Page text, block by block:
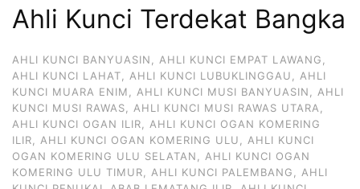
Ahli Kunci Terdekat Bangka
AHLI KUNCI BANYUASIN, AHLI KUNCI EMPAT LAWANG,
AHLI KUNCI LAHAT, AHLI KUNCI LUBUKLINGGAU, AHLI
KUNCI MUARA ENIM, AHLI KUNCI MUSI BANYUASIN, AHLI
KUNCI MUSI RAWAS, AHLI KUNCI MUSI RAWAS UTARA,
AHLI KUNCI OGAN ILIR, AHLI KUNCI OGAN KOMERING
ILIR, AHLI KUNCI OGAN KOMERING ULU, AHLI KUNCI
OGAN KOMERING ULU SELATAN, AHLI KUNCI OGAN
KOMERING ULU TIMUR, AHLI KUNCI PALEMBANG, AHLI